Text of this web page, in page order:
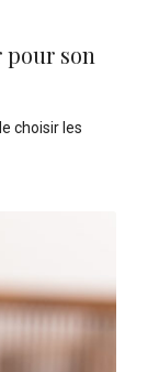
son
choisir les